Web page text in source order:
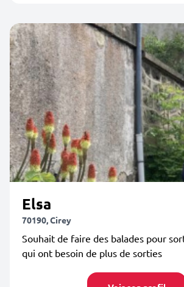
Elsa
70190, Cirey
Souhait de faire des balades pour
qui ont besoin de plus de sorties